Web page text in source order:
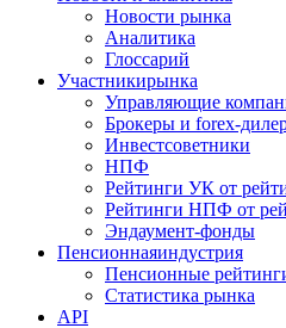
Новости рынка
Аналитика
Глоссарий
Участникирынка
Управляющие
Брокеры и forex-
Инвестсоветники
НПФ
Рейтинги УК от
Рейтинги НПФ от
Эндаумент-фонды
Пенсионнаяиндустрия
Пенсионные
Статистика рынка
API